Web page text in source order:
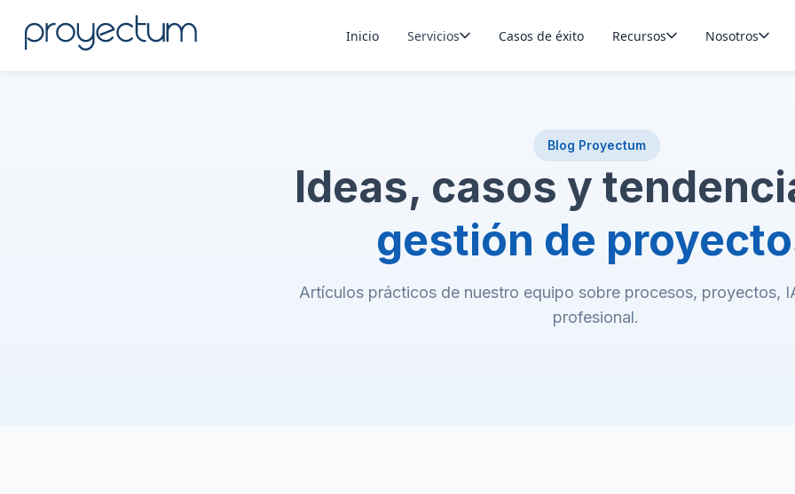
Inicio Servicios Casos de éxito Recursos Nosotros
Blog Proyectum
Ideas, casos y
gestión de
Artículos prácticos de nuestro equipo sobre procesos, proyectos,
profesional.